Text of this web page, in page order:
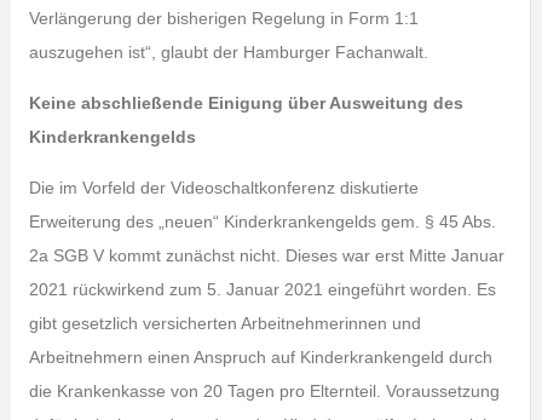
Verlängerung der bisherigen Regelung in Form 1:1
auszugehen ist“, glaubt der Hamburger Fachanwalt.
Keine abschließende Einigung über Ausweitung des
Kinderkrankengelds
Die im Vorfeld der Videoschaltkonferenz diskutierte
Erweiterung des „neuen“ Kinderkrankengelds gem. § 45 Abs.
2a SGB V kommt zunächst nicht. Dieses war erst Mitte Januar
2021 rückwirkend zum 5. Januar 2021 eingeführt worden. Es
gibt gesetzlich versicherten Arbeitnehmerinnen und
Arbeitnehmern einen Anspruch auf Kinderkrankengeld durch
die Krankenkasse von 20 Tagen pro Elternteil. Voraussetzung